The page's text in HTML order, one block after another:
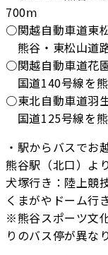
700ⅿ
○関越自動車道東
熊谷・東松山道
○関越自動車道花
国道140号線を
○東北自動車道羽
国道125号線を
・駅からバスでお
熊谷駅（北口）よ
犬塚行き：陸上競
くまがやドーム行
※熊谷スポーツ文
りのバス停が異な